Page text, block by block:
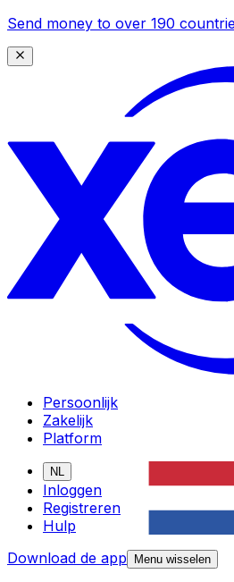
Send money to over 190
Persoonlijk
Zakelijk
Platform
NL
Inloggen
Registreren
Hulp
Download de app
Menu wisselen